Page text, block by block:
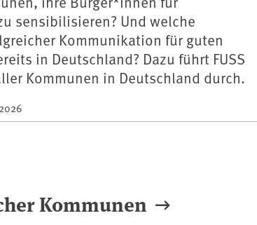
sensibilisieren? Und welche
Kommunikation für guten
in Deutschland? Dazu führt FUSS
Kommunen in Deutschland durch.
Kommunen